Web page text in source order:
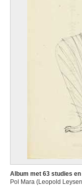
Album met 63 studies
Pol Mara (Leopold